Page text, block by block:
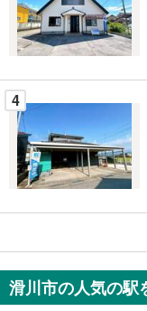
す
る
4
滑川市の人気の駅